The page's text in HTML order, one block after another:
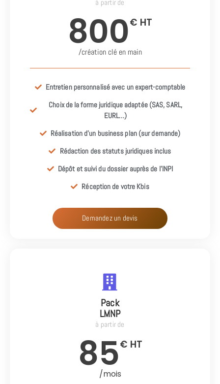
à partir de
800€ HT
/création clé en main
Entretien personnalisé avec un expert-comptable
Choix de la forme juridique adaptée (SAS, SARL,
EURL…)
Réalisation d’un business plan (sur demande)
Rédaction des statuts juridiques inclus
Dépôt et suivi du dossier auprès de l’INPI
Réception de votre Kbis
Demandez un devis
Pack
LMNP
à partir de
85€ HT
/mois